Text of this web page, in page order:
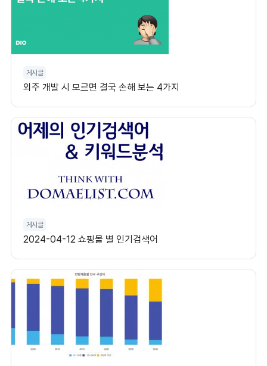
게시글
외주 개발 시 모르면 결국 손해 보는 4가지
게시글
2024-04-12 쇼핑몰 별 인기검색어